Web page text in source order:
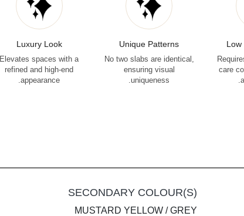
Low
care
Unique Patterns
No two slabs are identical,
ensuring visual
uniqueness.
Luxury Look
Elevates spaces with a
refined and high-end
appearance.
SECONDARY COLOUR(S)
MUSTARD YELLOW / GREY